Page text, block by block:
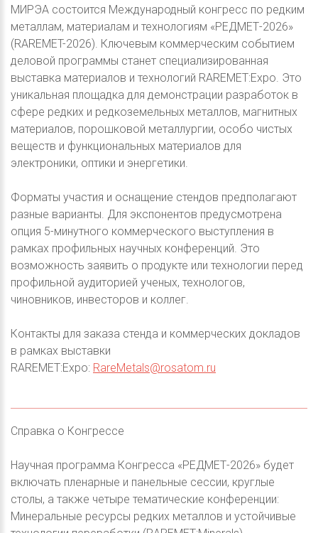
МИРЭА состоится Международный конгресс по редким
металлам, материалам и технологиям «РЕДМЕТ-2026»
(RAREMET-2026). Ключевым коммерческим событием
деловой программы станет специализированная
выставка материалов и технологий RAREMET:Expo. Это
уникальная площадка для демонстрации разработок в
сфере редких и редкоземельных металлов, магнитных
материалов, порошковой металлургии, особо чистых
веществ и функциональных материалов для
электроники, оптики и энергетики.
Форматы участия и оснащение стендов предполагают
разные варианты. Для экспонентов предусмотрена
опция 5-минутного коммерческого выступления в
рамках профильных научных конференций. Это
возможность заявить о продукте или технологии перед
профильной аудиторией ученых, технологов,
чиновников, инвесторов и коллег.
Контакты для заказа стенда и коммерческих докладов
в рамках выставки
RAREMET:Expo: RareMetals@rosatom.ru
Справка о Конгрессе
Научная программа Конгресса «РЕДМЕТ-2026» будет
включать пленарные и панельные сессии, круглые
столы, а также четыре тематические конференции:
Минеральные ресурсы редких металлов и устойчивые